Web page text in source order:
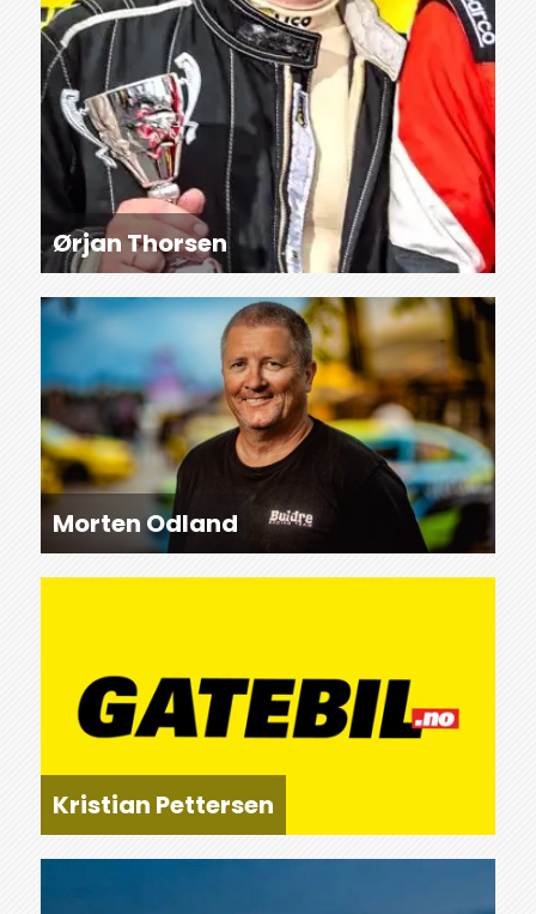
Ørjan Thorsen
Morten Odland
Kristian Pettersen